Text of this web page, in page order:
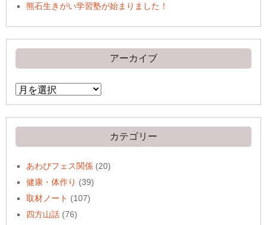
熊石生きがい学習塾が始まりました！
アーカイブ
ア
ー
イ
ブ
カテゴリー
あわびフェス関係 (20)
健康・体作り (39)
取材ノート (107)
四方山話 (76)